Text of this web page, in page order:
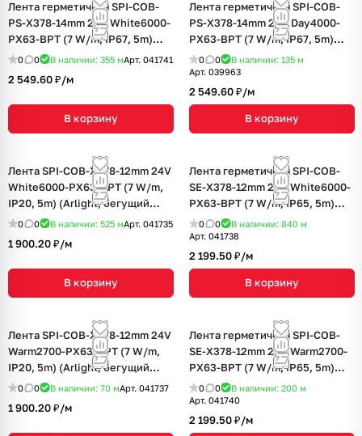
Лента герметичная SPI-COB-
PS-X378-14mm 24V White6000-
PX63-BPT (7 W/m, IP67, 5m)
(Arlight, бегущий огонь)
0 0 В наличии: 355 мАрт. 041741
2 549.60 ₽/м
В корзину
Лента герметичная SPI-COB-
PS-X378-14mm 24V Day4000-
PX63-BPT (7 W/m, IP67, 5m)
(Arlight, бегущий огонь)
0 0 В наличии: 135 м
Арт. 039963
2 549.60 ₽/м
В корзину
Лента SPI-COB-X378-12mm 24V
White6000-PX63-BPT (7 W/m,
IP20, 5m) (Arlight, бегущий
огонь)
0 0 В наличии: 525 мАрт. 041735
1 900.20 ₽/м
В корзину
Лента герметичная SPI-COB-
SE-X378-12mm 24V White6000-
PX63-BPT (7 W/m, IP65, 5m)
(Arlight, бегущий огонь)
0 0 В наличии: 840 м
Арт. 041738
2 199.50 ₽/м
В корзину
Лента SPI-COB-X378-12mm 24V
Warm2700-PX63-BPT (7 W/m,
IP20, 5m) (Arlight, бегущий
огонь)
0 0 В наличии: 70 мАрт. 041737
1 900.20 ₽/м
Лента герметичная SPI-COB-
SE-X378-12mm 24V Warm2700-
PX63-BPT (7 W/m, IP65, 5m)
(Arlight, бегущий огонь)
0 0 В наличии: 200 м
Арт. 041740
2 199.50 ₽/м